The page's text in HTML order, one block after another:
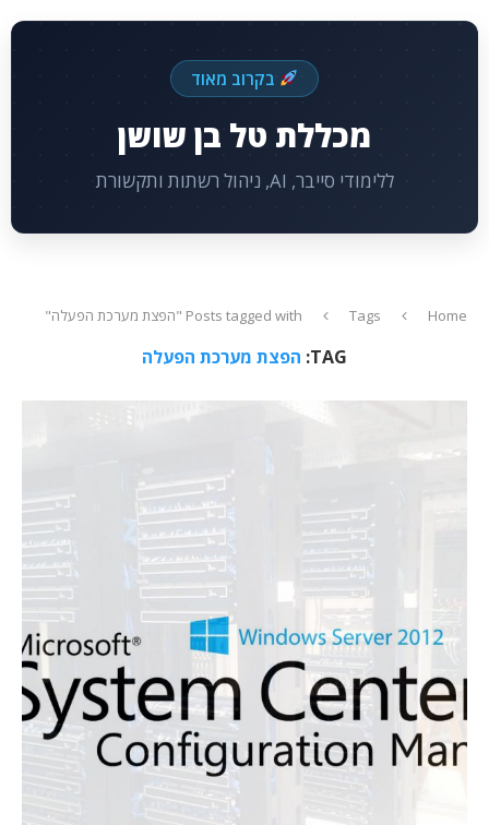
בקרוב מאוד
מכללת טל בן שושן
ללימודי סייבר, AI, ניהול רשתות ותקשורת
Home
Tags Posts tagged with "הפצת מערכת הפעלה"
TAG: הפצת מערכת הפעלה